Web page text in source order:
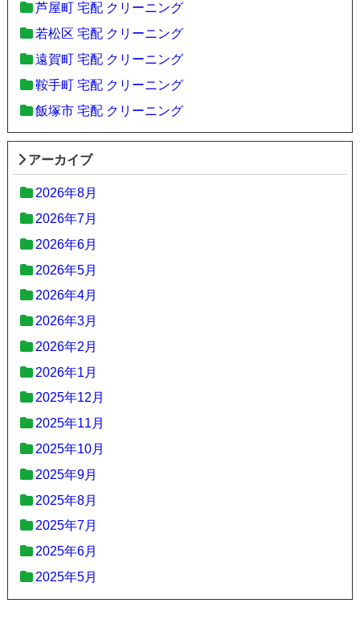
芦屋町 宅配 クリーニング
若松区 宅配 クリーニング
遠賀町 宅配 クリーニング
鞍手町 宅配 クリーニング
飯塚市 宅配 クリーニング
アーカイブ
2026年8月
2026年7月
2026年6月
2026年5月
2026年4月
2026年3月
2026年2月
2026年1月
2025年12月
2025年11月
2025年10月
2025年9月
2025年8月
2025年7月
2025年6月
2025年5月